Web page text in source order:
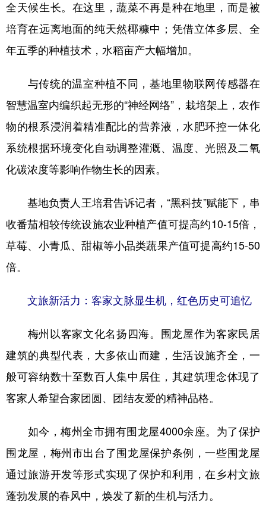
全天候生长。在这里，蔬菜不再是种在地里，而是被
培育在远离地面的纯天然椰糠中；凭借立体多层、全
年五季的种植技术，水稻亩产大幅增加。
与传统的温室种植不同，基地里物联网传感器在
智慧温室内编织起无形的“神经网络”，栽培架上，农作
物的根系浸润着精准配比的营养液，水肥环控一体化
系统根据环境变化自动调整灌溉、温度、光照及二氧
化碳浓度等影响作物生长的因素。
基地负责人王培君告诉记者，“黑科技”赋能下，串
收番茄相较传统设施农业种植产值可提高约10-15倍，
草莓、小青瓜、甜椒等小品类蔬果产值可提高约15-50
倍。
文旅新活力：客家文脉显生机，红色历史可追忆
梅州以客家文化名扬四海。围龙屋作为客家民居
建筑的典型代表，大多依山而建，生活设施齐全，一
般可容纳数十至数百人集中居住，其建筑理念体现了
客家人希望合家团圆、团结友爱的精神品格。
如今，梅州全市拥有围龙屋4000余座。为了保护
围龙屋，梅州市出台了围龙屋保护条例，一些围龙屋
通过旅游开发等形式实现了保护和利用，在乡村文旅
蓬勃发展的春风中，焕发了新的生机与活力。